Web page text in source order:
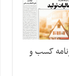
۳۵۶۸ روزنامه کسب و